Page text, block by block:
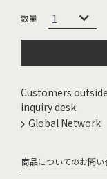
Customers
inquiry desk.
Global Network
商品についてのお問い